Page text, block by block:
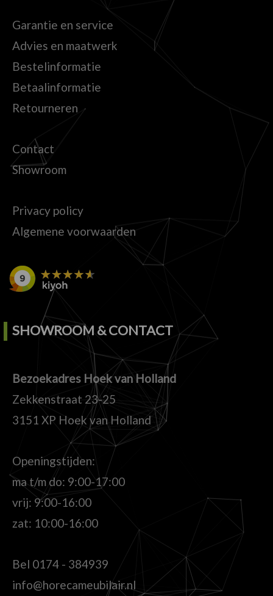
Garantie en service
Advies en maatwerk
Bestelinformatie
Betaalinformatie
Retourneren
Contact
Showroom
Privacy policy
Algemene voorwaarden
SHOWROOM & CONTACT
Bezoekadres Hoek van Holland
Zekkenstraat 23-25
3151 XP Hoek van Holland
Openingstijden:
ma t/m do: 9:00-17:00
vrij: 9:00-16:00
zat: 10:00-16:00
Bel 0174 - 384939
info@horecameubilair.nl